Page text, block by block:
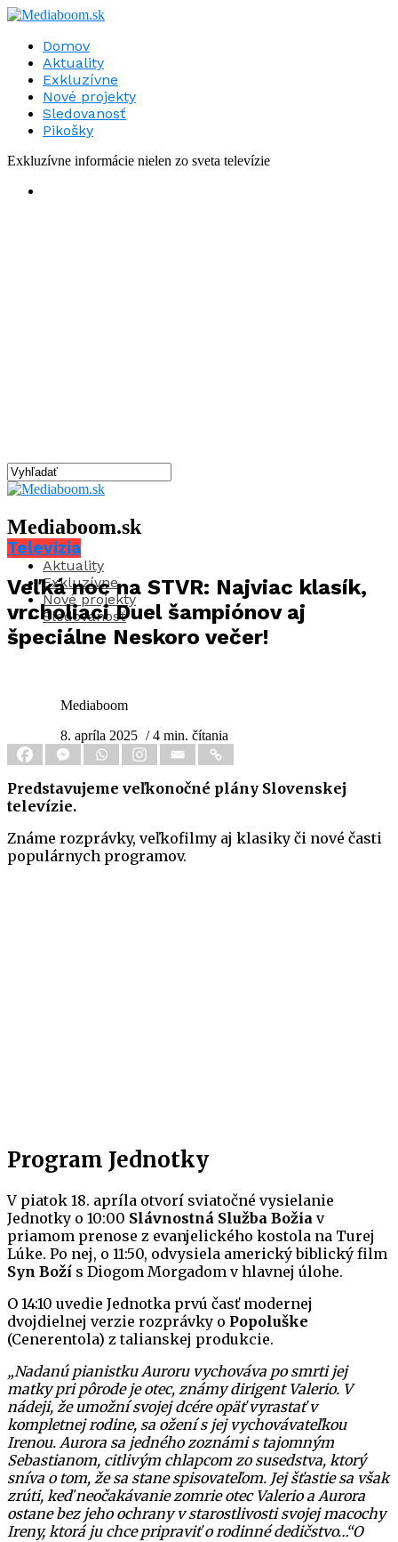
Domov
Aktuality
Exkluzívne
Nové projekty
Sledovanosť
Pikošky
Exkluzívne informácie nielen zo sveta televízie
Mediaboom.sk
Aktuality
Exkluzívne
Nové projekty
Sledovanosť
Televízia
Veľká noc na STVR: Najviac klasík,
vrcholiaci Duel šampiónov aj
špeciálne Neskoro večer!
Mediaboom
8. apríla 2025 / 4 min. čítania
Predstavujeme veľkonočné plány Slovenskej
televízie.
Známe rozprávky, veľkofilmy aj klasiky či nové časti
populárnych programov.
Program Jednotky
V piatok 18. apríla otvorí sviatočné vysielanie
Jednotky o 10:00 Slávnostná Služba Božia v
priamom prenose z evanjelického kostola na Turej
Lúke. Po nej, o 11:50, odvysiela americký biblický film
Syn Boží s Diogom Morgadom v hlavnej úlohe.
O 14:10 uvedie Jednotka prvú časť modernej
dvojdielnej verzie rozprávky o Popoluške
(Cenerentola) z talianskej produkcie.
„Nadanú pianistku Auroru vychováva po smrti jej
matky pri pôrode je otec, známy dirigent Valerio. V
nádeji, že umožní svojej dcére opäť vyrastať v
kompletnej rodine, sa ožení s jej vychovávateľkou
Irenou. Aurora sa jedného zoznámi s tajomným
Sebastianom, citlivým chlapcom zo susedstva, ktorý
sníva o tom, že sa stane spisovateľom. Jej šťastie sa však
zrúti, keď neočakávanie zomrie otec Valerio a Aurora
ostane bez jeho ochrany v starostlivosti svojej macochy
Ireny, ktorá ju chce pripraviťo rodinné dedičstvo…“O